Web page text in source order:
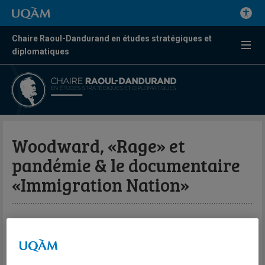
Chaire Raoul-Dandurand en études stratégiques et
diplomatiques
Woodward, «Rage» et
pandémie & le documentaire
«Immigration Nation»
Le Balado de la Chaire